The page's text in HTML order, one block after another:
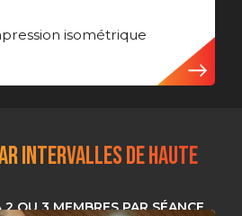
isométrique
INTERVALLES DE HAUTE
OU 3 MEMBRES PAR SÉANCE